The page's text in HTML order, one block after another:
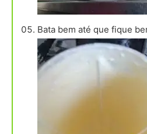
Bata bem até que fique